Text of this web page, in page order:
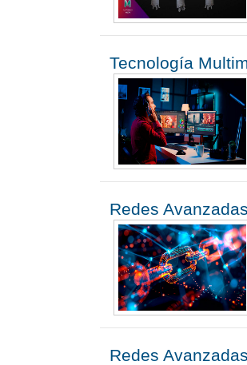
Tecnología
Redes
Redes